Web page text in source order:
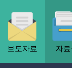
보도자료 자료